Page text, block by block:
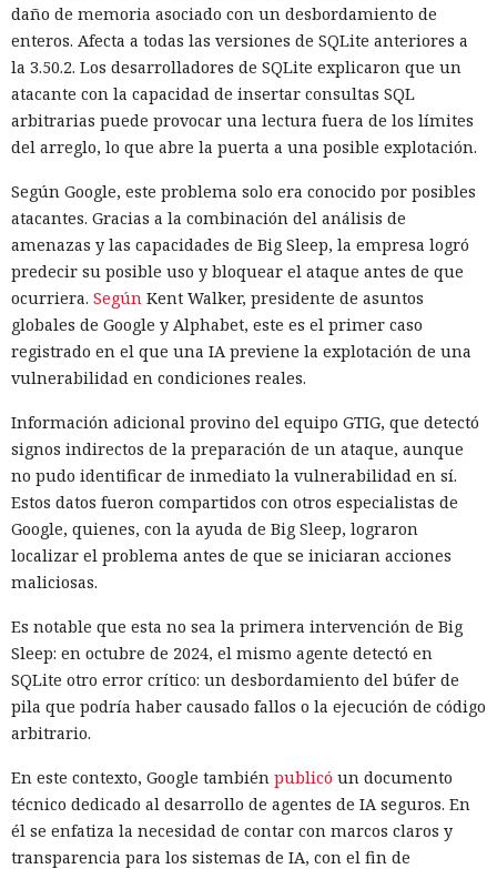
daño de memoria asociado con un desbordamiento de
enteros. Afecta a todas las versiones de SQLite anteriores a
la 3.50.2. Los desarrolladores de SQLite explicaron que un
atacante con la capacidad de insertar consultas SQL
arbitrarias puede provocar una lectura fuera de los límites
del arreglo, lo que abre la puerta a una posible explotación.
Según Google, este problema solo era conocido por posibles
atacantes. Gracias a la combinación del análisis de
amenazas y las capacidades de Big Sleep, la empresa logró
predecir su posible uso y bloquear el ataque antes de que
ocurriera. Según Kent Walker, presidente de asuntos
globales de Google y Alphabet, este es el primer caso
registrado en el que una IA previene la explotación de una
vulnerabilidad en condiciones reales.
Información adicional provino del equipo GTIG, que detectó
signos indirectos de la preparación de un ataque, aunque
no pudo identificar de inmediato la vulnerabilidad en sí.
Estos datos fueron compartidos con otros especialistas de
Google, quienes, con la ayuda de Big Sleep, lograron
localizar el problema antes de que se iniciaran acciones
maliciosas.
Es notable que esta no sea la primera intervención de Big
Sleep: en octubre de 2024, el mismo agente detectó en
SQLite otro error crítico: un desbordamiento del búfer de
pila que podría haber causado fallos o la ejecución de código
arbitrario.
En este contexto, Google también publicó un documento
técnico dedicado al desarrollo de agentes de IA seguros. En
él se enfatiza la necesidad de contar con marcos claros y
transparencia para los sistemas de IA, con el fin de